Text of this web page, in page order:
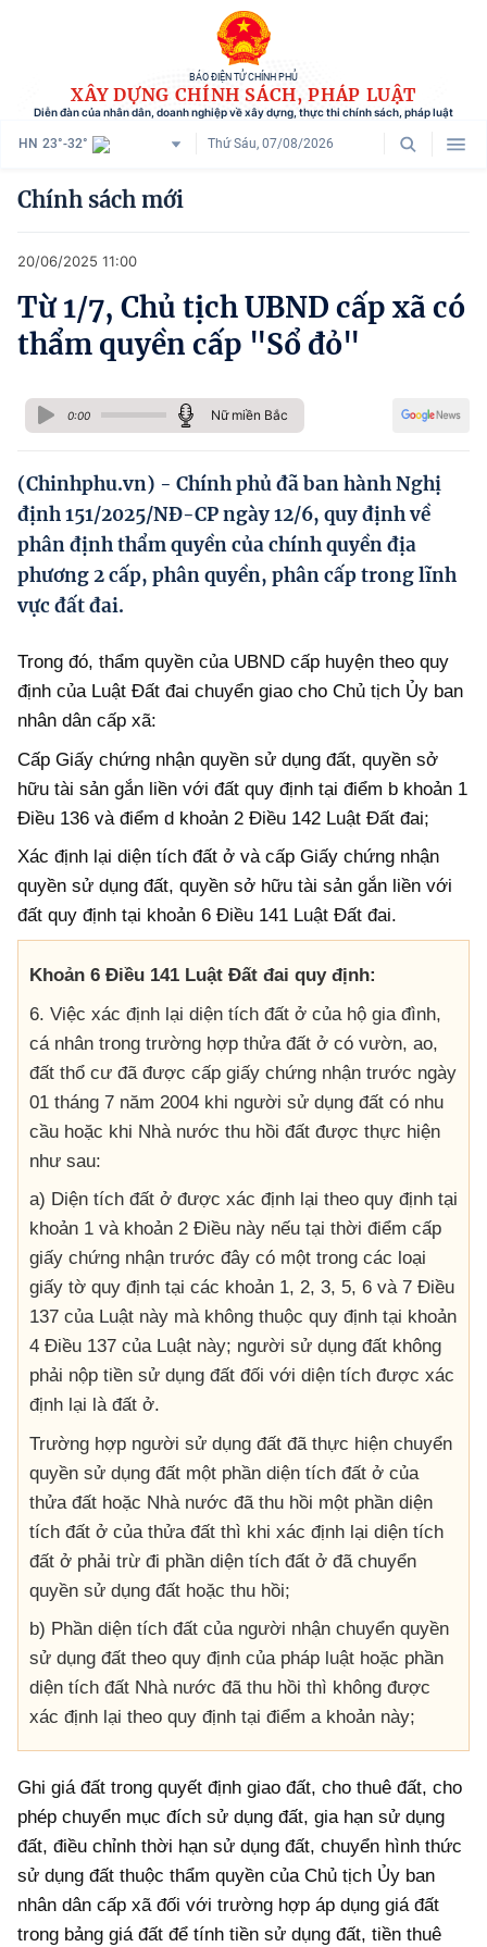
BÁO ĐIỆN TỬ CHÍNH PHỦ
XÂY DỰNG CHÍNH SÁCH, PHÁP LUẬT
Diễn đàn của nhân dân, doanh nghiệp về xây dựng, thực thi chính sách, pháp luật
HN 23°-32° Thứ Sáu, 07/08/2026
Danh mục
Tham vấn chính sách
Người dân góp ý
Doanh nghiệp hiến kế
Hướng dẫn thực hiện chính sách
Phát triển kinh tế tư nhân và doanh nghiệp dân tộc
Ocop và chuỗi giá trị Nông sản
Khác
Video
Photo
Chính sách mới
20/06/2025 11:00
Từ 1/7, Chủ tịch UBND cấp xã có
thẩm quyền cấp "Sổ đỏ"
0:00 Nữ miền Bắc
(Chinhphu.vn) - Chính phủ đã ban hành Nghị
định 151/2025/NĐ-CP ngày 12/6, quy định về
phân định thẩm quyền của chính quyền địa
phương 2 cấp, phân quyền, phân cấp trong lĩnh
vực đất đai.
Trong đó, thẩm quyền của UBND cấp huyện theo quy
định của Luật Đất đai chuyển giao cho Chủ tịch Ủy ban
nhân dân cấp xã:
Cấp Giấy chứng nhận quyền sử dụng đất, quyền sở
hữu tài sản gắn liền với đất quy định tại điểm b khoản 1
Điều 136 và điểm d khoản 2 Điều 142 Luật Đất đai;
Xác định lại diện tích đất ở và cấp Giấy chứng nhận
quyền sử dụng đất, quyền sở hữu tài sản gắn liền với
đất quy định tại khoản 6 Điều 141 Luật Đất đai.
Khoản 6 Điều 141 Luật Đất đai quy định:
6. Việc xác định lại diện tích đất ở của hộ gia đình,
cá nhân trong trường hợp thửa đất ở có vườn, ao,
đất thổ cư đã được cấp giấy chứng nhận trước ngày
01 tháng 7 năm 2004 khi người sử dụng đất có nhu
cầu hoặc khi Nhà nước thu hồi đất được thực hiện
như sau:
a) Diện tích đất ở được xác định lại theo quy định tại
khoản 1 và khoản 2 Điều này nếu tại thời điểm cấp
giấy chứng nhận trước đây có một trong các loại
giấy tờ quy định tại các khoản 1, 2, 3, 5, 6 và 7 Điều
137 của Luật này mà không thuộc quy định tại khoản
4 Điều 137 của Luật này; người sử dụng đất không
phải nộp tiền sử dụng đất đối với diện tích được xác
định lại là đất ở.
Trường hợp người sử dụng đất đã thực hiện chuyển
quyền sử dụng đất một phần diện tích đất ở của
thửa đất hoặc Nhà nước đã thu hồi một phần diện
tích đất ở của thửa đất thì khi xác định lại diện tích
đất ở phải trừ đi phần diện tích đất ở đã chuyển
quyền sử dụng đất hoặc thu hồi;
b) Phần diện tích đất của người nhận chuyển quyền
sử dụng đất theo quy định của pháp luật hoặc phần
diện tích đất Nhà nước đã thu hồi thì không được
xác định lại theo quy định tại điểm a khoản này;
Ghi giá đất trong quyết định giao đất, cho thuê đất, cho
phép chuyển mục đích sử dụng đất, gia hạn sử dụng
đất, điều chỉnh thời hạn sử dụng đất, chuyển hình thức
sử dụng đất thuộc thẩm quyền của Chủ tịch Ủy ban
nhân dân cấp xã đối với trường hợp áp dụng giá đất
trong bảng giá đất để tính tiền sử dụng đất, tiền thuê